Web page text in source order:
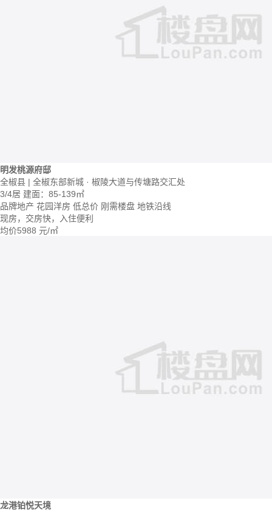
明发桃源府邸
全椒县 | 全椒东部新城 · 椒陵大道与传塘路交汇处
3/4居 建面：85-139㎡
品牌地产 花园洋房 低总价 刚需楼盘 地铁沿线
现房，交房快，入住便利
均价5988 元/㎡
龙港铂悦天境